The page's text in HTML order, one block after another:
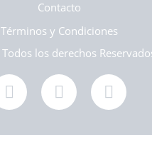
Contacto
Términos y Condiciones
Todos los derechos